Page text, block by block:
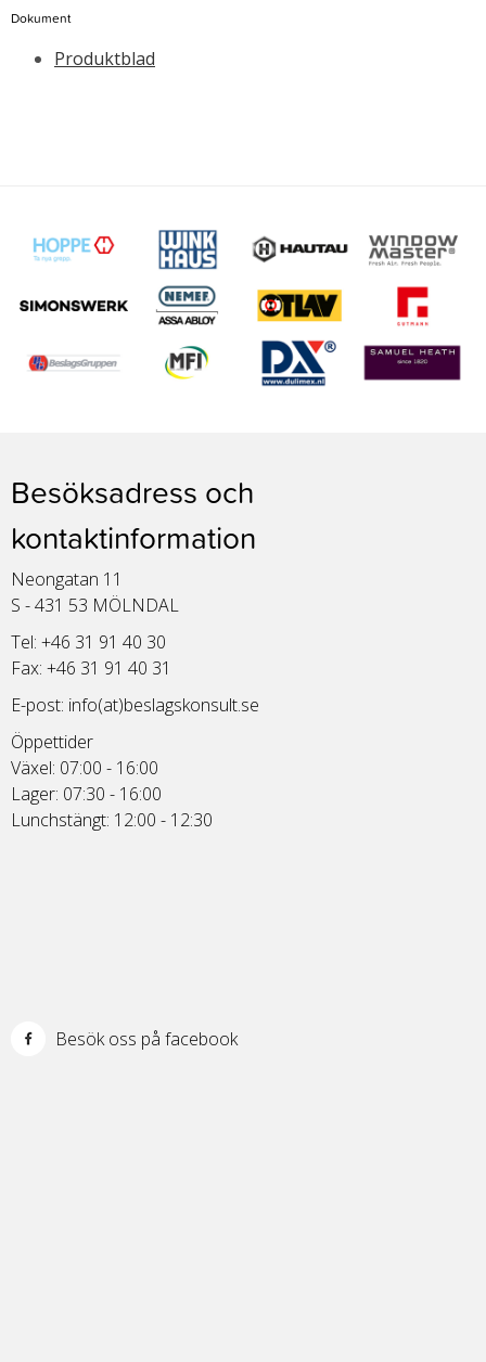
Dokument
Produktblad
Besöksadress och
kontaktinformation
Neongatan 11
S - 431 53 MÖLNDAL
Tel: +46 31 91 40 30
Fax: +46 31 91 40 31
E-post: info(at)beslagskonsult.se
Öppettider
Växel: 07:00 - 16:00
Lager: 07:30 - 16:00
Lunchstängt: 12:00 - 12:30
Besök oss på facebook